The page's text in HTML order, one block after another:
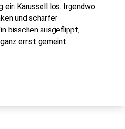
ein Karussell los. Irgendwo
und scharfer
bisschen ausgeflippt,
ernst gemeint.